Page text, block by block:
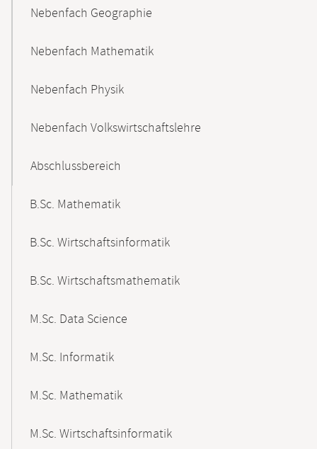
Nebenfach Geographie
Nebenfach Mathematik
Nebenfach Physik
Nebenfach Volkswirtschaftslehre
Abschlussbereich
B.Sc. Mathematik
B.Sc. Wirtschaftsinformatik
B.Sc. Wirtschaftsmathematik
M.Sc. Data Science
M.Sc. Informatik
M.Sc. Mathematik
M.Sc. Wirtschaftsinformatik